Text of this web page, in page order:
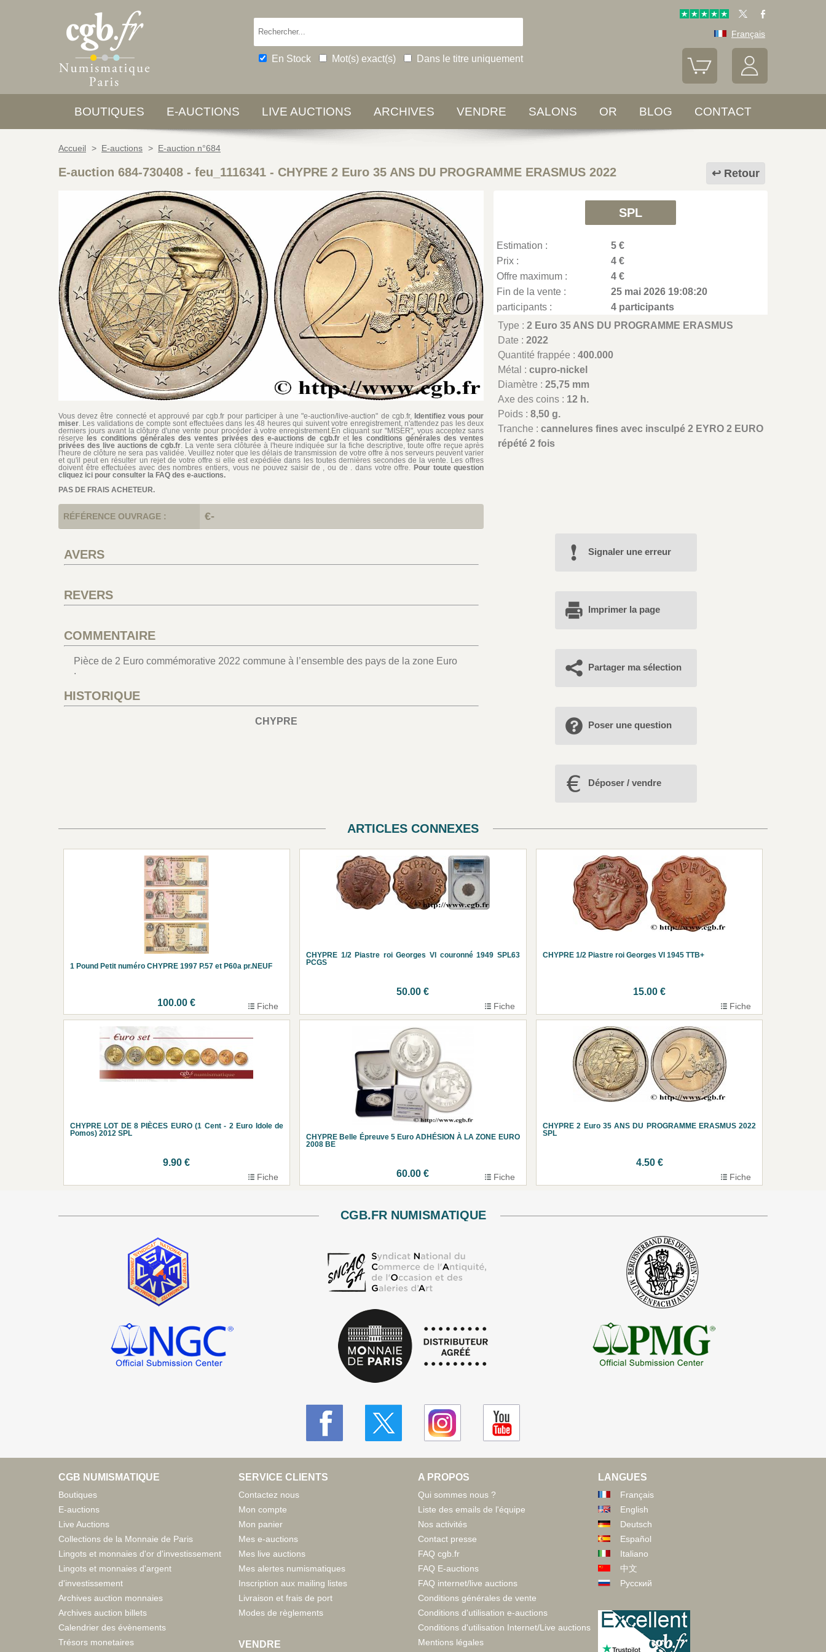
En Stock Mot(s) exact(s) Dans le titre uniquement
Français
BOUTIQUES E-AUCTIONS LIVE AUCTIONS ARCHIVES VENDRE SALONS OR BLOG CONTACT
Accueil > E-auctions > E-auction n°684
Retour
E-auction 684-730408 - feu_1116341 - CHYPRE 2 Euro 35 ANS DU PROGRAMME ERASMUS 2022
Vous devez être connecté et approuvé par cgb.fr pour participer à une "e-auction/live-auction" de cgb.fr, Identifiez vous pour
miser. Les validations de compte sont effectuées dans les 48 heures qui suivent votre enregistrement, n'attendez pas les deux
derniers jours avant la clôture d'une vente pour procéder à votre enregistrement.En cliquant sur "MISER", vous acceptez sans
réserve
les conditions générales des ventes privées des e-auctions de cgb.fret les conditions générales des ventes
privées des live auctions de cgb.fr. La vente sera clôturée à l'heure indiquée sur la fiche descriptive, toute offre reçue après
l'heure de clôture ne sera pas validée. Veuillez noter que les délais de transmission de votre offre à nos serveurs peuvent varier
et qu'il peut en résulter un rejet de votre offre si elle est expédiée dans les toutes dernières secondes de la vente. Les offres
doivent être effectuées avec des nombres entiers, vous ne pouvez saisir de , ou de . dans votre offre. Pour toute question
cliquez ici pour consulter la FAQ des e-auctions.
PAS DE FRAIS ACHETEUR.
SPL
Estimation :
5 €
Prix :
4 €
Offre maximum :
4 €
Fin de la vente :
25 mai 2026 19:08:20
participants :
4 participants
Type :2 Euro 35 ANS DU PROGRAMME ERASMUS
Date :2022
Quantité frappée :400.000
Métal :cupro-nickel
Diamètre :25,75 mm
Axe des coins : 12 h.
Poids :8,50 g.
Tranche :cannelures fines avec insculpé 2 EYRO 2 EURO
répété 2 fois
RÉFÉRENCE OUVRAGE : €-
AVERS
REVERS
COMMENTAIRE
Pièce de 2 Euro commémorative 2022 commune à l’ensemble des pays de la zone Euro
.
HISTORIQUE
CHYPRE
Signaler une erreur
Imprimer la page
Partager ma sélection
Poser une question
Déposer / vendre
ARTICLES CONNEXES
1 Pound Petit numéro CHYPRE 1997 P.57 et P60a pr.NEUF
100.00 € Fiche
CHYPRE 1/2 Piastre roi Georges VI couronné 1949 SPL63
PCGS
50.00 €
Fiche
CHYPRE 1/2 Piastre roi Georges VI 1945 TTB+
15.00 €
Fiche
CHYPRE LOT DE 8 PIÈCES EURO (1 Cent - 2 Euro Idole de
Pomos) 2012 SPL
9.90 €
Fiche
CHYPRE Belle Épreuve 5 Euro ADHÉSION À LA ZONE EURO
2008 BE
60.00 € Fiche
CHYPRE 2 Euro 35 ANS DU PROGRAMME ERASMUS 2022
SPL
4.50 €
Fiche
CGB.FR NUMISMATIQUE
CGB NUMISMATIQUE
Boutiques
E-auctions
Live Auctions
Collections de la Monnaie de Paris
Lingots et monnaies d'or d'investissement
Lingots et monnaies d'argent
d'investissement
Archives auction monnaies
Archives auction billets
Calendrier des évènements
Trésors monetaires
SERVICE CLIENTS
Contactez nous
Mon compte
Mon panier
Mes e-auctions
Mes live auctions
Mes alertes numismatiques
Inscription aux mailing listes
Livraison et frais de port
Modes de règlements
VENDRE
A PROPOS
Qui sommes nous ?
Liste des emails de l'équipe
Nos activités
Contact presse
FAQ cgb.fr
FAQ E-auctions
FAQ internet/live auctions
Conditions générales de vente
Conditions d'utilisation e-auctions
Conditions d'utilisation Internet/Live auctions
Mentions légales
LANGUES
Français
English
Deutsch
Español
Italiano
中文
Русский